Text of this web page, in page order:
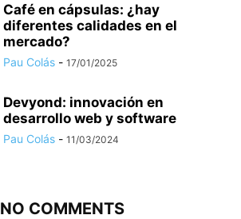
Café en cápsulas: ¿hay
diferentes calidades en el
mercado?
Pau Colás - 17/01/2025
Devyond: innovación en
desarrollo web y software
Pau Colás - 11/03/2024
NO COMMENTS